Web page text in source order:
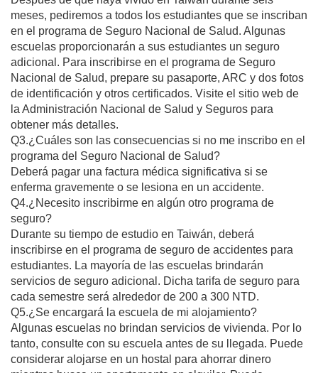
meses, pediremos a todos los estudiantes que se inscriban
en el programa de Seguro Nacional de Salud. Algunas
escuelas proporcionarán a sus estudiantes un seguro
adicional. Para inscribirse en el programa de Seguro
Nacional de Salud, prepare su pasaporte, ARC y dos fotos
de identificación y otros certificados. Visite el sitio web de
la Administración Nacional de Salud y Seguros para
obtener más detalles.
Q3.¿Cuáles son las consecuencias si no me inscribo en el
programa del Seguro Nacional de Salud?
Deberá pagar una factura médica significativa si se
enferma gravemente o se lesiona en un accidente.
Q4.¿Necesito inscribirme en algún otro programa de
seguro?
Durante su tiempo de estudio en Taiwán, deberá
inscribirse en el programa de seguro de accidentes para
estudiantes. La mayoría de las escuelas brindarán
servicios de seguro adicional. Dicha tarifa de seguro para
cada semestre será alrededor de 200 a 300 NTD.
Q5.¿Se encargará la escuela de mi alojamiento?
Algunas escuelas no brindan servicios de vivienda. Por lo
tanto, consulte con su escuela antes de su llegada. Puede
considerar alojarse en un hostal para ahorrar dinero